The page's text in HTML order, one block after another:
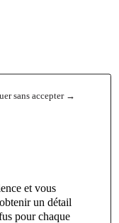
sans accepter →
et vous
un détail
pour chaque